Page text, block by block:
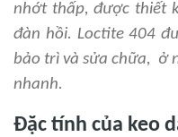
nhớt thấp, được thiết
đàn hồi. Loctite 404
bảo trì và sửa chữa, ở
nhanh.
Đặc tính của keo